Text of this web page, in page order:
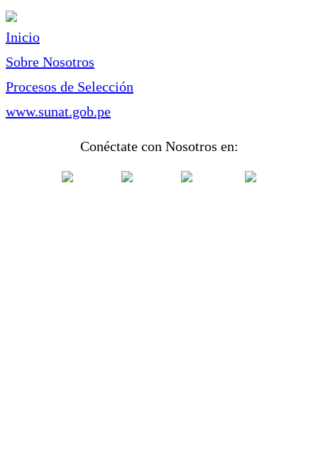
Inicio
Sobre Nosotros
Procesos de Selección
www.sunat.gob.pe
Conéctate con Nosotros en: